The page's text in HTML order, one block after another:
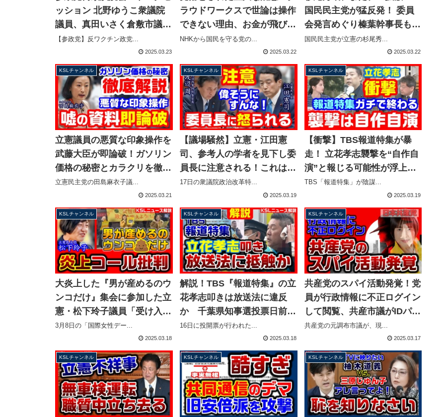
ッション 北野ゆうこ衆議院
議員、真田いさく倉敷市議、
ひろもりしほ岡山県国政改革
委員【KSLチャンネル】
【参政党】反ワクチン政党...
2025.03.23
ラウドワークスで世論は操作
できない理由、お金が飛び交
うのは別の場所か？【KSLチ
ャンネル】マガジン240号
NHKから国民を守る党の...
2025.03.22
国民民主党が猛反発！ 委員
会発言めぐり榛葉幹事長も激
怒！松本サリン事件の反省は
ないのか？【KSLチャンネ
ル】
国民民主党が立憲の杉尾秀...
2025.03.22
KSLチャンネル
立憲議員の悪質な印象操作を
武藤大臣が即論破！ガソリン
価格の秘密とカラクリを徹底
解説、あの店舗だけ高いのな
ぜ？【KSLチャンネル】
立憲民主党の田島麻衣子議...
2025.03.21
KSLチャンネル
【議場騒然】立憲・江田憲
司、参考人の学者を見下し委
員長に注意される！これは懲
罰動議レベル？【KSLチャン
17日の衆議院政治改革特...
2025.03.19
KSLチャンネル
【衝撃】TBS報道特集が暴
走！ 立花孝志襲撃を“自作自
演”と報じる可能性が浮上…
陰謀論に取材を申し込んだこ
とが判明【KSLチャンネル】
TBS「報道特集」が陰謀...
2025.03.19
KSLチャンネル
大炎上した『男が産めるのウ
ンコだけ』集会に参加した立
憲・松下玲子議員「受け入れ
られない」コールを非難する
声明を発表【KSLチャンネ
ル】
3月8日の「国際女性デー...
2025.03.18
KSLチャンネル
解説！TBS『報道特集』の立
花孝志叩きは放送法に違反
か 千葉県知事選投票日前日
の放送も林官房長官は事実上
の容認？【KSLチャンネル】
16日に投開票が行われた...
2025.03.18
KSLチャンネル
共産党のスパイ活動発覚！党
員が行政情報に不正ログイン
して閲覧、共産市議がIDパス
を渡したことを認める【KSL
共産党の元調布市議が、現...
2025.03.17
KSLチャンネル KSLチャンネル KSLチャンネル